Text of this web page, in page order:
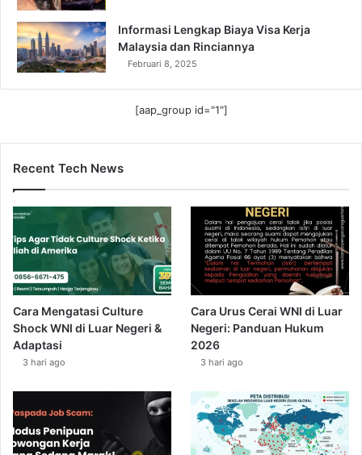
Informasi Lengkap Biaya Visa Kerja
Malaysia dan Rinciannya
Februari 8, 2025
[aap_group id="1"]
Recent Tech News
Cara Mengatasi Culture
Shock WNI di Luar Negeri &
Adaptasi
3 hari ago
Cara Urus Cerai WNI di Luar
Negeri: Panduan Hukum
2026
3 hari ago